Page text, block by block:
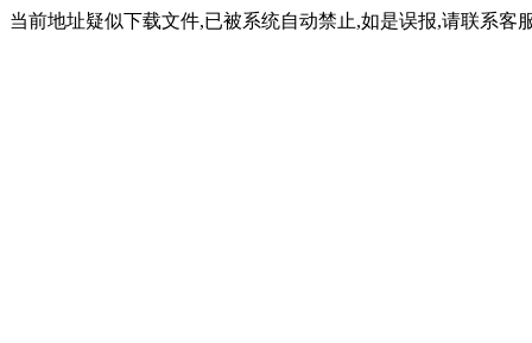
当前地址疑似下载文件,已被系统自动禁止,如是误报,请联系客